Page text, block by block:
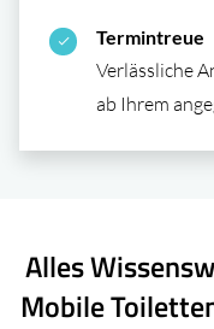
Termintreue
Verlässliche
ab Ihrem
Alles
Mobile